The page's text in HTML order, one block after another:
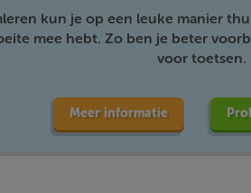
kun je op een leuke manier
mee hebt. Zo ben je beter
voor toetsen.
Meer informatie